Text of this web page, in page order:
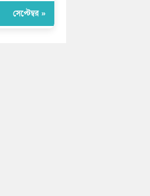
সেপ্টেম্বর »